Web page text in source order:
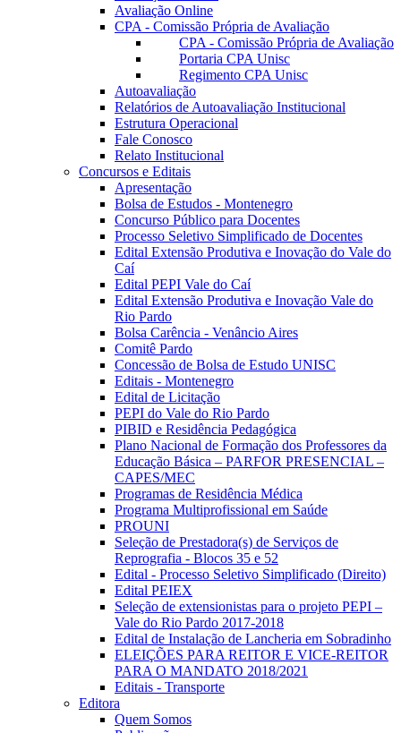
Avaliação Online
CPA - Comissão Própria de Avaliação
CPA - Comissão Própria de Avaliação
Portaria CPA Unisc
Regimento CPA Unisc
Autoavaliação
Relatórios de Autoavaliação Institucional
Estrutura Operacional
Fale Conosco
Relato Institucional
Concursos e Editais
Apresentação
Bolsa de Estudos - Montenegro
Concurso Público para Docentes
Processo Seletivo Simplificado de Docentes
Edital Extensão Produtiva e Inovação do Vale do
Caí
Edital PEPI Vale do Caí
Edital Extensão Produtiva e Inovação Vale do
Rio Pardo
Bolsa Carência - Venâncio Aires
Comitê Pardo
Concessão de Bolsa de Estudo UNISC
Editais - Montenegro
Edital de Licitação
PEPI do Vale do Rio Pardo
PIBID e Residência Pedagógica
Plano Nacional de Formação dos Professores da
Educação Básica – PARFOR PRESENCIAL –
CAPES/MEC
Programas de Residência Médica
Programa Multiprofissional em Saúde
PROUNI
Seleção de Prestadora(s) de Serviços de
Reprografia - Blocos 35 e 52
Edital - Processo Seletivo Simplificado (Direito)
Edital PEIEX
Seleção de extensionistas para o projeto PEPI –
Vale do Rio Pardo 2017-2018
Edital de Instalação de Lancheria em Sobradinho
ELEIÇÕES PARA REITOR E VICE-REITOR
PARA O MANDATO 2018/2021
Editais - Transporte
Editora
Quem Somos